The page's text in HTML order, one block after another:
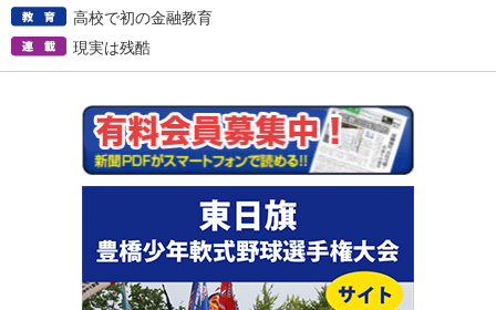
高校で初の金融教育
現実は残酷